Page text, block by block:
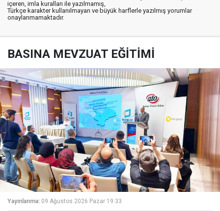
içeren, imla kuralları ile yazılmamış,
Türkçe karakter kullanılmayan ve büyük harflerle yazılmış yorumlar
onaylanmamaktadır.
BASINA MEVZUAT EĞİTİMİ
Yayınlanma: 09 Ağustos 2026 Pazar 19:33